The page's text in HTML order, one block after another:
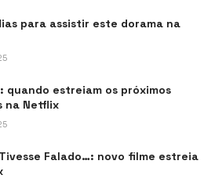
para assistir este dorama na
quando estreiam os próximos
na Netflix
Falado…: novo filme estreia